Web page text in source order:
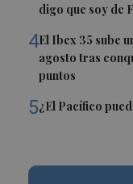
digo que soy de
4El Ibex 35 sube
agosto tras
puntos
5¿El Pacífico